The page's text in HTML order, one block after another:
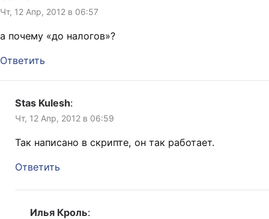
Чт, 12 Апр, 2012 в 06:57
а почему «до налогов»?
Ответить
Stas Kulesh:
Чт, 12 Апр, 2012 в 06:59
Так написано в скрипте, он так работает.
Ответить
Илья Кроль: